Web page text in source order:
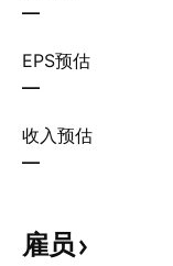
—
EPS预估
—
收入预估
—
雇员